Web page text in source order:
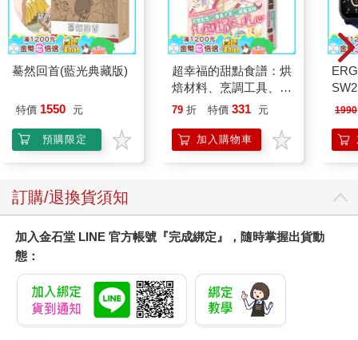
驀然回首(藍光典藏版)
特價 1550 元
預購限定
超幸福的甜點食譜：烘
焙材料、烹調工具、可
愛配色【閃亮女孩6】
79 折 特價 331 元
加入購物車
泳
1990
訂購/退換貨須知
加入金石堂 LINE 官方帳號『完成綁定』，隨時掌握出貨動
態：